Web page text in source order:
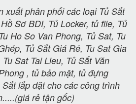
xuất phân phối các loại Tủ Sắt
Sơ BDI, Tủ Locker, tủ file, Tủ
Ho So Van Phong, Tủ Sat, Tu
Tủ Sắt Giá Rẻ, Tu Sat Gia
Sat Tai Lieu, Tủ Sắt Văn
, tủ bảo mật, tủ đựng
lắp đặt cho các công trình
rẻ tận gốc)